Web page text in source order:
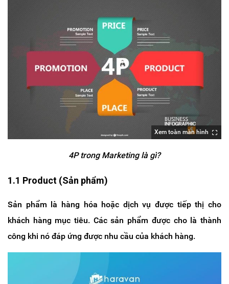
Xem toàn màn hình
4P trong Marketing là gì?
1.1 Product (Sản phẩm)
Sản phẩm là hàng hóa hoặc dịch vụ được tiếp thị cho
khách hàng mục tiêu. Các sản phẩm được cho là thành
công khi nó đáp ứng được nhu cầu của khách hàng.